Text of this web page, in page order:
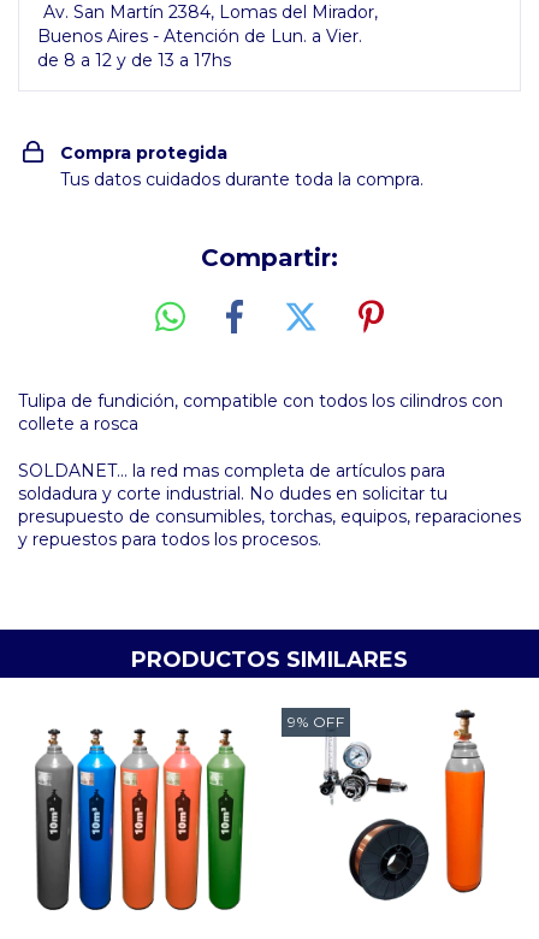
Av. San Martín 2384, Lomas del Mirador,
Buenos Aires - Atención de Lun. a Vier.
de 8 a 12 y de 13 a 17hs
Compra protegida
Tus datos cuidados durante toda la compra.
Compartir:
Tulipa de fundición, compatible con todos los cilindros con
collete a rosca
SOLDANET... la red mas completa de artículos para
soldadura y corte industrial. No dudes en solicitar tu
presupuesto de consumibles, torchas, equipos, reparaciones
y repuestos para todos los procesos.
PRODUCTOS SIMILARES
9% OFF